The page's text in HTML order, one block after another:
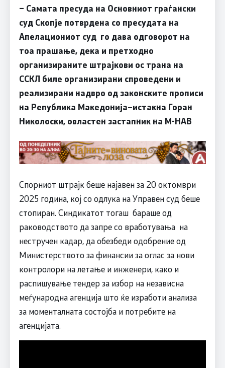
– Самата пресуда на Основниот граѓански
суд Скопје потврдена со пресудата на
Апелациониот суд го дава одговорот на
тоа прашање, дека и претходно
организираните штрајкови ос трана на
ССКЛ биле организирани спроведени и
реализирани надвро од законските прописи
на Република Македонија–истакна Горан
Николоски, овластен застапник на М-НАВ
Спорниот штрајк беше најавен за 20 октомври
2025 година, кој со одлука на Управен суд беше
стопиран. Синдикатот тогаш бараше од
раководството да запре со вработувања на
нестручен кадар, да обезбеди одобрение од
Министерството за финансии за оглас за нови
контролори на летање и инженери, како и
распишување тендер за избор на независна
меѓународна агенција што ќе изработи анализа
за моменталната состојба и потребите на
агенцијата.